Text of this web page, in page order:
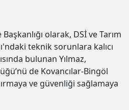
olarak, DSİ ve Tarım
teknik sorunlara kalıcı
bulunan Yılmaz,
de Kovancılar-Bingöl
ve güvenliği sağlamaya